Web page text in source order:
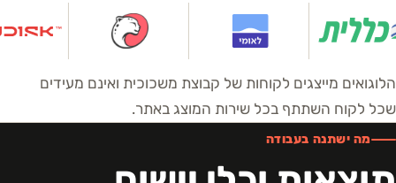
הלוגואים מייצגים לקוחות של קבוצת משכוכית ואינם מעידים
שכל לקוח השתתף בכל שירות המוצג באתר.
מה ישתנה בעבודה